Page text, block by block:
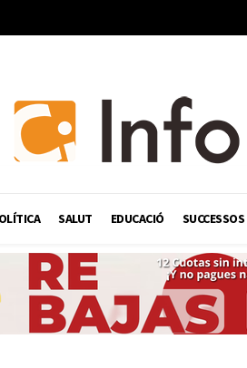
SALUT EDUCACIÓ SUCCESSOS